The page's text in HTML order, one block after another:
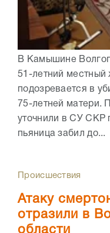
В Камышине
51-летний местный
подозревается в
75-летней матери.
уточнили в СУ СКР
пьяница забил до...
Происшествия
Атаку
отразили в
области